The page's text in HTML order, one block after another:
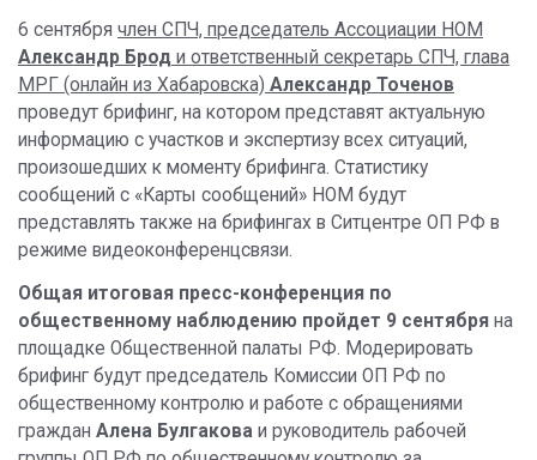
6 сентября член СПЧ, председатель Ассоциации НОМ
Александр Брод и ответственный секретарь СПЧ, глава
МРГ (онлайн из Хабаровска) Александр Точенов
проведут брифинг, на котором представят актуальную
информацию с участков и экспертизу всех ситуаций,
произошедших к моменту брифинга. Статистику
сообщений с «Карты сообщений» НОМ будут
представлять также на брифингах в Ситцентре ОП РФ в
режиме видеоконференцсвязи.
Общая итоговая пресс-конференция по
общественному наблюдению пройдет 9 сентября на
площадке Общественной палаты РФ. Модерировать
брифинг будут председатель Комиссии ОП РФ по
общественному контролю и работе с обращениями
граждан Алена Булгакова и руководитель рабочей